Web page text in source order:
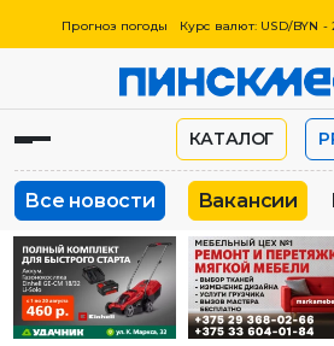
Прогноз погоды Курс валют: USD/BYN -
КАТАЛОГ
Все новости Вакансии